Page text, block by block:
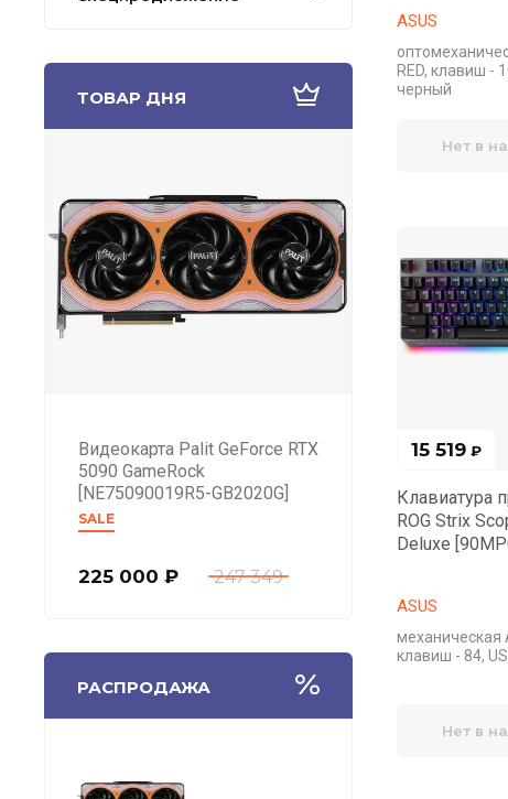
ТОВАР ДНЯ
Видеокарта Palit GeForce RTX
5090 GameRock
[NE75090019R5-GB2020G]
SALE
247 349
225 000 ₽
РАСПРОДАЖА
ASUS
RED, клавиш -
черный
Нет в
15 519 ₽
Клавиатура
ROG Strix
Deluxe
ASUS
механическая
клавиш - 84,
Нет в